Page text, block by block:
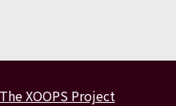
The XOOPS Project